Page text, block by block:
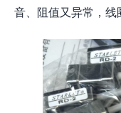
音、阻值又异常，线